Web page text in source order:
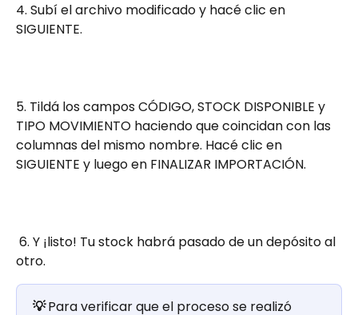
4. Subí el archivo modificado y hacé clic en
SIGUIENTE.
5. Tildá los campos CÓDIGO, STOCK DISPONIBLE y
TIPO MOVIMIENTO haciendo que coincidan con las
columnas del mismo nombre. Hacé clic en
SIGUIENTE y luego en FINALIZAR IMPORTACIÓN.
otro.
💡 Para verificar que el proceso se realizó